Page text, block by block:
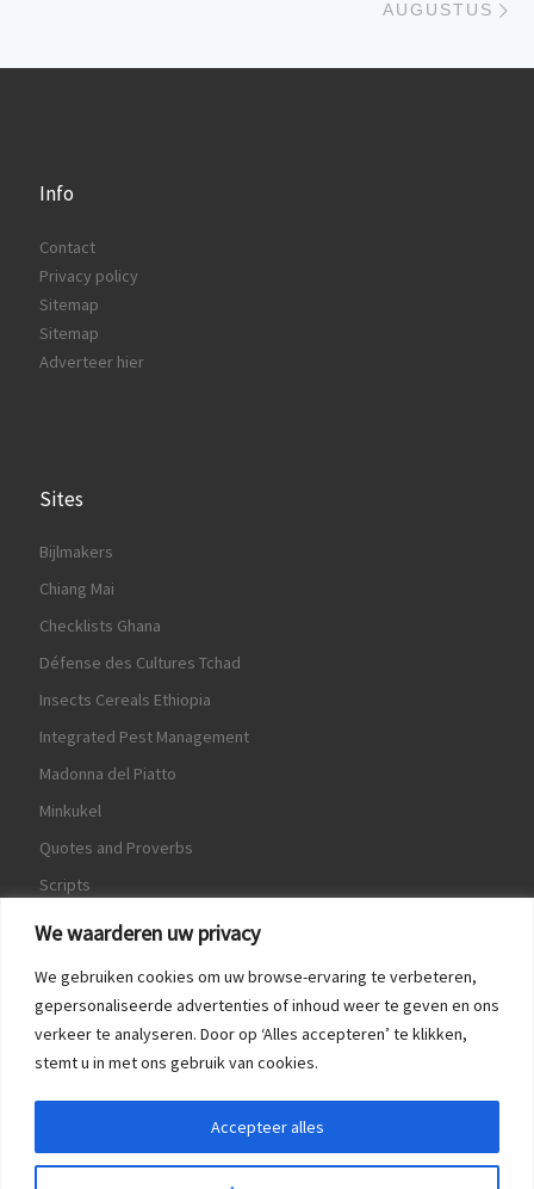
We waarderen uw privacy
We gebruiken cookies om uw browse-ervaring te verbeteren,
gepersonaliseerde advertenties of inhoud weer te geven en ons
verkeer te analyseren. Door op ‘Alles accepteren’ te klikken,
stemt u in met ons gebruik van cookies.
Accepteer alles
AUGUSTUS
Info
Contact
Privacy policy
Sitemap
Sitemap
Adverteer hier
Sites
Bijlmakers
Chiang Mai
Checklists Ghana
Défense des Cultures Tchad
Insects Cereals Ethiopia
Integrated Pest Management
Madonna del Piatto
Minkukel
Quotes and Proverbs
Scripts
World Crops Database
Game